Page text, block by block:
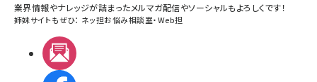
業界情報やナレッジが詰まったメルマガ配信やソーシャルもよろしくです！
姉妹サイトもぜひ： ネッ担お悩み相談室・Web担